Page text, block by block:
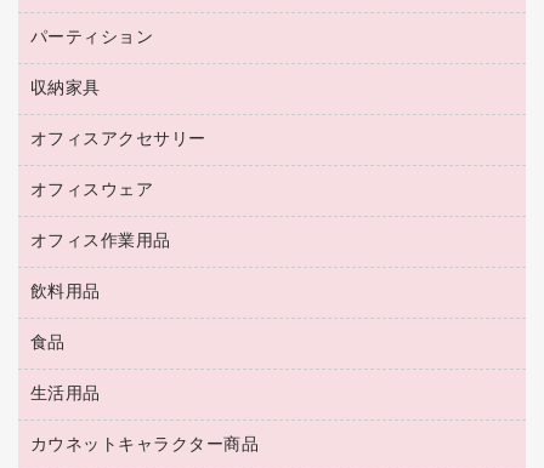
コピー用紙
ネットワーク／ＬＡＮ機器
ネットワーク／ＬＡＮアクセサリー
セキュリティ用品
ＵＳＢハブ／ＵＳＢアクセサリー
ＯＡフィルター
ＯＡクリーナー／エアダスター
ＨＤＤ／ＳＳＤ
ディスプレイモニター
デジタルカメラ
スキャナー
コピー機
メディア収納用品
オフィスチェア
ミーティングテーブル
デスク
カウンター
パーティション
ホワイトボード・黒板
収納家具
保管庫・書庫
ロッカー・下駄箱
その他収納
オフィスアクセサリー
オフィスアクセサリー
オフィスウェア
医療・介護・ワーキングウェア
ブラウス・シャツ
アウター
オフィス作業用品
養生用品
防災用品
防災用備蓄食品・飲料
台車・脚立
倉庫収納用品
飲料用品
緑茶飲料
茶葉・インスタント
紅茶・バラエティ飲料
レギュラーコーヒー
食品
食品
菓子
生活用品
浴室用品
カウネットキャラクター商品